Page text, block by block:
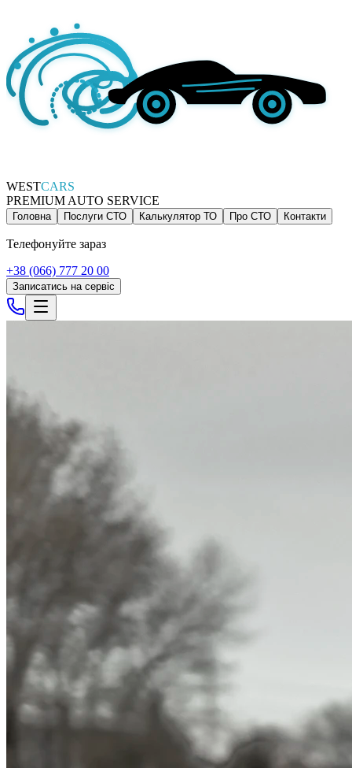
WESTCARS
PREMIUM AUTO SERVICE
Головна Послуги СТО Калькулятор ТО Про СТО Контакти
Телефонуйте зараз
+38 (066) 777 20 00
Записатись на сервіс